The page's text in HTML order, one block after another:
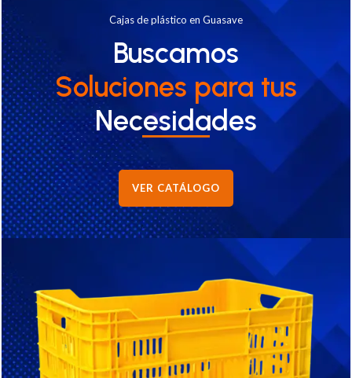
Cajas de plástico en Guasave
Buscamos
Soluciones para tus
Necesidades
VER CATÁLOGO